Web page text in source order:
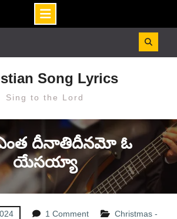
Song Lyrics
Sing to the Lord
ఎంత దీనాతిదీనమో ఓ
యేసయ్యా
1 Comment
Christmas -